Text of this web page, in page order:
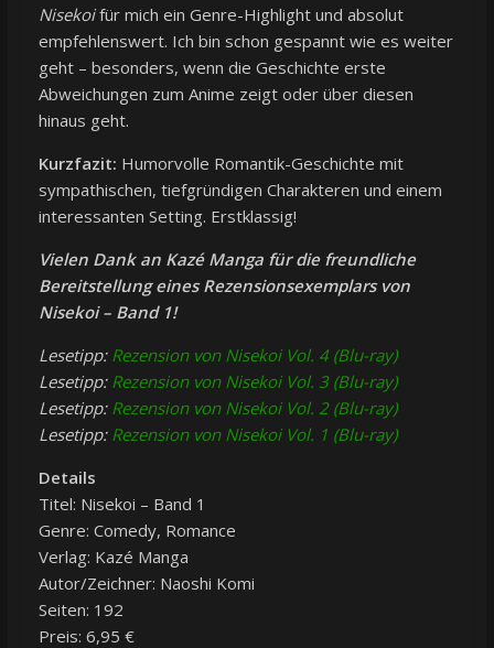
Nisekoifür mich ein Genre-Highlight und absolut
empfehlenswert. Ich bin schon gespannt wie es weiter
geht – besonders, wenn die Geschichte erste
Abweichungen zum Anime zeigt oder über diesen
hinaus geht.
Kurzfazit: Humorvolle Romantik-Geschichte mit
sympathischen, tiefgründigen Charakteren und einem
interessanten Setting. Erstklassig!
Vielen Dank an Kazé Manga für die freundliche
Bereitstellung eines Rezensionsexemplars von
Nisekoi – Band 1!
Lesetipp: Rezension von Nisekoi Vol. 4 (Blu-ray)
Lesetipp: Rezension von Nisekoi Vol. 3 (Blu-ray)
Lesetipp: Rezension von Nisekoi Vol. 2 (Blu-ray)
Lesetipp: Rezension von Nisekoi Vol. 1 (Blu-ray)
Details
Titel: Nisekoi – Band 1
Genre: Comedy, Romance
Verlag: Kazé Manga
Autor/Zeichner: Naoshi Komi
Seiten: 192
Preis: 6,95 €